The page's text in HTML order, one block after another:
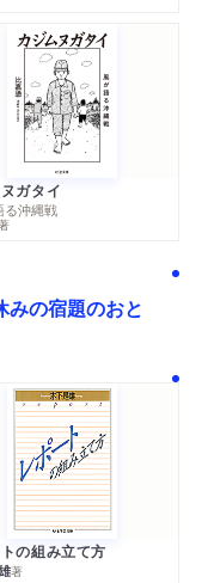
ガタイ
沖縄戦
みの宿題のおと
の組み立て方
著